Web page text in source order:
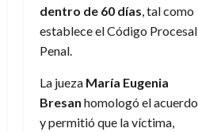
dentro de 60 días, tal como
establece el Código Procesal
Penal.
La jueza María Eugenia
Bresan homologó el acuerdo
y permitió que la víctima,